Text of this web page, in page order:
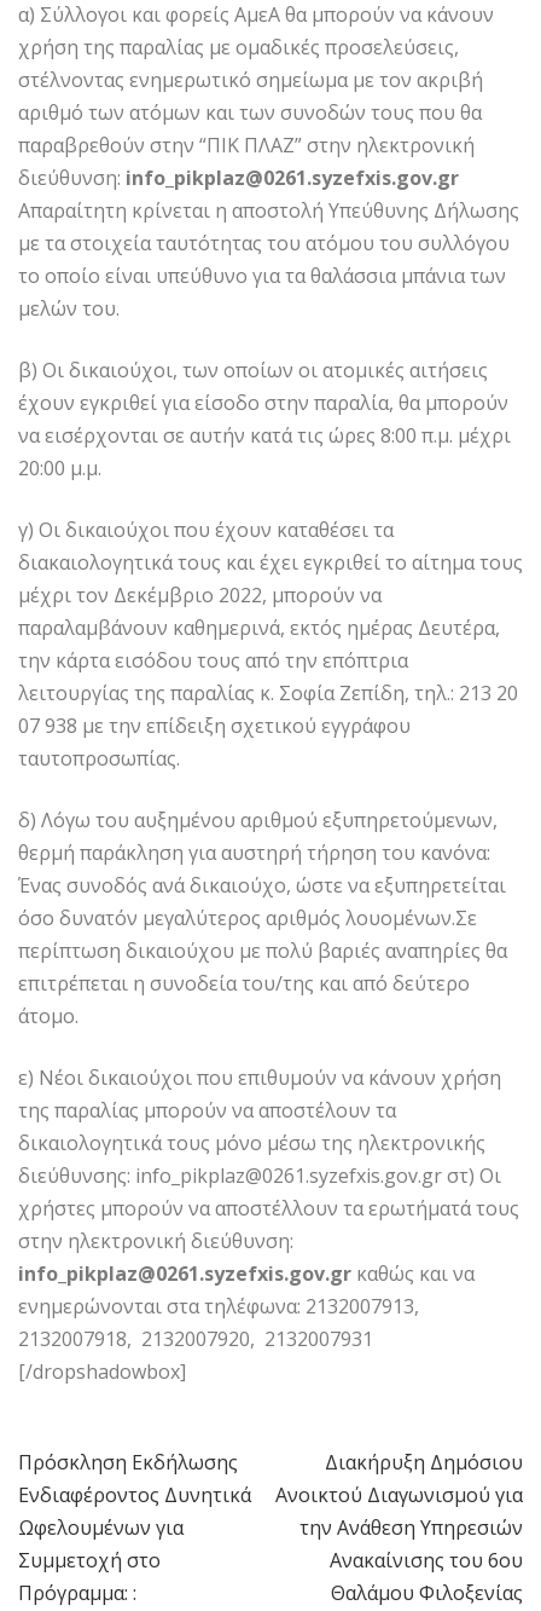
α) Σύλλογοι και φορείς ΑμεΑ θα μπορούν να κάνουν
χρήση της παραλίας με ομαδικές προσελεύσεις,
στέλνοντας ενημερωτικό σημείωμα με τον ακριβή
αριθμό των ατόμων και των συνοδών τους που θα
παραβρεθούν στην “ΠΙΚ ΠΛΑΖ” στην ηλεκτρονική
διεύθυνση: info_pikplaz@0261.syzefxis.gov.gr
Απαραίτητη κρίνεται η αποστολή Υπεύθυνης Δήλωσης
με τα στοιχεία ταυτότητας του ατόμου του συλλόγου
το οποίο είναι υπεύθυνο για τα θαλάσσια μπάνια των
μελών του.
β) Οι δικαιούχοι, των οποίων οι ατομικές αιτήσεις
έχουν εγκριθεί για είσοδο στην παραλία, θα μπορούν
να εισέρχονται σε αυτήν κατά τις ώρες 8:00 π.μ. μέχρι
20:00 μ.μ.
γ) Οι δικαιούχοι που έχουν καταθέσει τα
διακαιολογητικά τους και έχει εγκριθεί το αίτημα τους
μέχρι τον Δεκέμβριο 2022, μπορούν να
παραλαμβάνουν καθημερινά, εκτός ημέρας Δευτέρα,
την κάρτα εισόδου τους από την επόπτρια
λειτουργίας της παραλίας κ. Σοφία Ζεπίδη, τηλ.: 213 20
07 938 με την επίδειξη σχετικού εγγράφου
ταυτοπροσωπίας.
δ) Λόγω του αυξημένου αριθμού εξυπηρετούμενων,
θερμή παράκληση για αυστηρή τήρηση του κανόνα:
Ένας συνοδός ανά δικαιούχο, ώστε να εξυπηρετείται
όσο δυνατόν μεγαλύτερος αριθμός λουομένων.Σε
περίπτωση δικαιούχου με πολύ βαριές αναπηρίες θα
επιτρέπεται η συνοδεία του/της και από δεύτερο
άτομο.
ε) Νέοι δικαιούχοι που επιθυμούν να κάνουν χρήση
της παραλίας μπορούν να αποστέλουν τα
δικαιολογητικά τους μόνο μέσω της ηλεκτρονικής
διεύθυνσης: info_pikplaz@0261.syzefxis.gov.gr στ) Οι
χρήστες μπορούν να αποστέλλουν τα ερωτήματά τους
στην ηλεκτρονική διεύθυνση:
info_pikplaz@0261.syzefxis.gov.gr καθώς και να
ενημερώνονται στα τηλέφωνα: 2132007913,
2132007918, 2132007920, 2132007931
[/dropshadowbox]
Πλοήγηση
άρθρων
Πρόσκληση Εκδήλωσης
Ενδιαφέροντος Δυνητικά
Ωφελουμένων για
Συμμετοχή στο
Πρόγραμμα: :
Διακήρυξη Δημόσιου
Ανοικτού Διαγωνισμού για
την Ανάθεση Υπηρεσιών
Ανακαίνισης του 6ου
Θαλάμου Φιλοξενίας